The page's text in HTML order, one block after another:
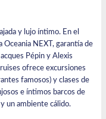
y lujo íntimo. En el
Oceania NEXT, garantía de
Pépin y Alexis
ofrece excursiones
famosos) y clases de
e íntimos barcos de
un ambiente cálido.